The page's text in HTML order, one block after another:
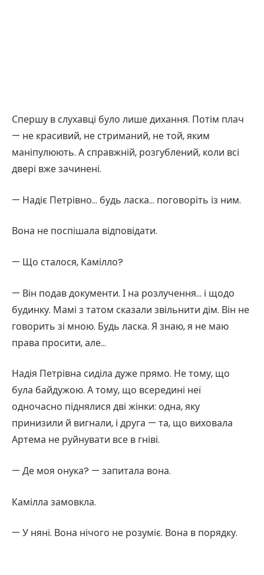
Спершу в слухавці було лише дихання. Потім плач
— не красивий, не стриманий, не той, яким
маніпулюють. А справжній, розгублений, коли всі
двері вже зачинені.
— Надіє Петрівно… будь ласка… поговоріть із ним.
Вона не поспішала відповідати.
— Що сталося, Камілло?
— Він подав документи. І на розлучення… і щодо
будинку. Мамі з татом сказали звільнити дім. Він не
говорить зі мною. Будь ласка. Я знаю, я не маю
права просити, але…
Надія Петрівна сиділа дуже прямо. Не тому, що
була байдужою. А тому, що всередині неї
одночасно піднялися дві жінки: одна, яку
принизили й вигнали, і друга — та, що виховала
Артема не руйнувати все в гніві.
— Де моя онука? — запитала вона.
Камілла замовкла.
— У няні. Вона нічого не розуміє. Вона в порядку.